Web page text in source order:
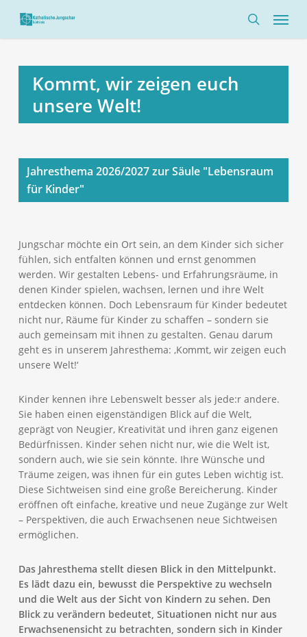
main
Menü
Kommt, wir zeigen euch
unsere Welt!
Jahresthema 2026/2027 zur Säule "Lebensraum
für Kinder"
Jungschar möchte ein Ort sein, an dem Kinder sich sicher
fühlen, sich entfalten können und ernst genommen
werden. Wir gestalten Lebens- und Erfahrungsräume, in
denen Kinder spielen, wachsen, lernen und ihre Welt
entdecken können. Doch Lebensraum für Kinder bedeutet
nicht nur, Räume für Kinder zu schaffen – sondern sie
auch gemeinsam mit ihnen zu gestalten. Genau darum
geht es in unserem Jahresthema: ‚Kommt, wir zeigen euch
unsere Welt!‘
Kinder kennen ihre Lebenswelt besser als jede:r andere.
Sie haben einen eigenständigen Blick auf die Welt,
geprägt von Neugier, Kreativität und ihren ganz eigenen
Bedürfnissen. Kinder sehen nicht nur, wie die Welt ist,
sondern auch, wie sie sein könnte. Ihre Wünsche und
Träume zeigen, was ihnen für ein gutes Leben wichtig ist.
Diese Sichtweisen sind eine große Bereicherung. Kinder
eröffnen oft einfache, kreative und neue Zugänge zur Welt
– Perspektiven, die auch Erwachsenen neue Sichtweisen
ermöglichen.
Das Jahresthema stellt diesen Blick in den Mittelpunkt.
Es lädt dazu ein, bewusst die Perspektive zu wechseln
und die Welt aus der Sicht von Kindern zu sehen. Den
Blick zu verändern bedeutet, Situationen nicht nur aus
Erwachsenensicht zu betrachten, sondern sich in Kinder